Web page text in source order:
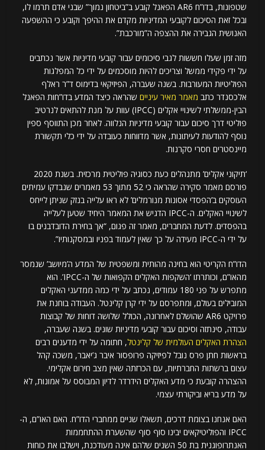
שטפונות, בדו”ח AR6 הפאנל קובע ב”ביטחון נמוך” שבני אדם תרמו לו,
ובכל זאת הסיכום לקובעי המדיניות מקדם את ההיפך וקובע כי ההשפעה
האנושית הגבירה את ההצפה ה”מורכבת”.
מזה זמן שעלו חששות לגבי סיכומים עבור קובעי מדיניות אשר נכתבים
על ידי פקידי ממשל וצריכים להיות מוסכמים על ידי כל המפלגות
הפוליטיות המעורבות. בשנה שעברה, הפיזיקאי בדימוס ד”ר ראלף
אלכסנדר כתב מאמר מאיר עיניים שהראה כיצד המדע בדו”חות הפאנל
הבין-ממשלתי לשינויי אקלים (IPCC) עוות על מנת להתאים לנרטיב
פוליטי דרך סיכום עבור קובעי מדיניות הנלווה. לאחר מכן התווסף ספין
נוסף להודעות לעיתונות, אשר מדווחות כעובדה על ידי כלי תקשורת
מיינסטרים חסרי סקרנות.
‘תיקוני אקלים’ מתנהלים כעת כסוגיה פוליטית מרכזית. בשנת 2020
פורסם מאמר סקירה שהראה כי 52 מתוך 53 מאמרים שנבדקו עמיתים
העוסקים ב’הפסדי אסונות מנורמלים’ לא ראו עלייה בנזק שניתן לייחס
לשינויי האקלים. ה-IPCC הדגיש את המאמר היחיד שטען לעלייה
בהפסדים. לדעת המחברים, מאמר זה פגום, “אך בחירת הדובדבנים בו
על ידי ה-IPCC מעידה על כך שאין לעמוד בפניו ובמסקנותיו”.
הדו”ח הקריטי הוא בחינה מהותית ומשפטית של המדע ה’מיושב’ שנמסר
מהאו”ם, וכותרתו ‘השקפות האקלים הקפואות של ה-IPCC’. הוא
מתפרש על פני 180 עמודים, נכתב על ידי כמה ממדעני האקלים
המובילים בעולם, ומתפרסם על ידי קרן קלינטל. העבודה בוחנת את
פרויקט AR6 שהושלם לאחרונה, הכולל שלושה דוחות של קבוצות
עבודה, סינתזה וסיכום עבור קובעי מדיניות שונים. בשנה שעברה,
הצהרת האקלים העולמית של קלינטל, חתומה על ידי מדענים רבים
בראשות חתן פרס נובל לפיזיקה פרופסור איבר ג’יאבר, משכה קהל
עצום ברשתות החברתיות, עם הכרזתה שאין מצב חירום אקלימי.
ההצהרה קובעת כי מדע האקלים הידרדר לדיון המבוסס על אמונות, לא
על מדע בריא וביקורתי עצמי.
האם אנחנו בצומת דרכים, תשאלו שניים ממחברי הדו”ח. האם האו”ם, ה-
IPCC והפוליטיקאים יבינו סוף סוף שהשערת ההתחממות
האנתרופוגנית בת 50 השנים שלהם אינה מעודכנת, וישלבו את כוחות